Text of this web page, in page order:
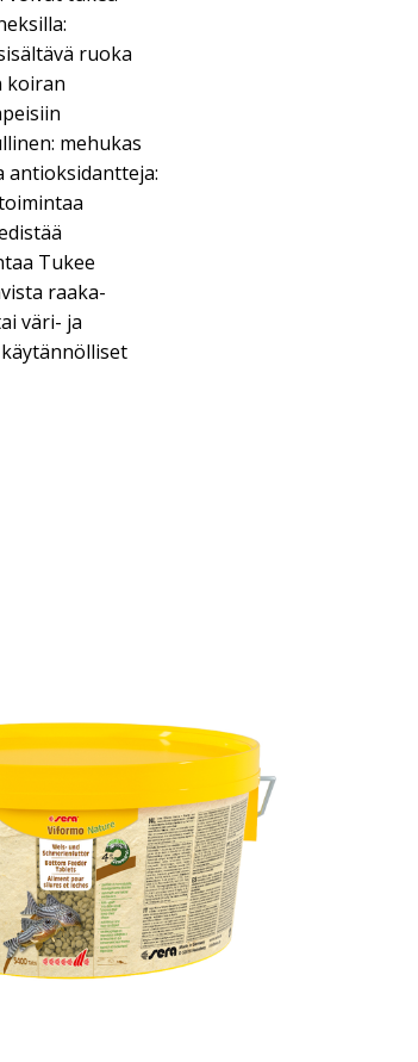
ruoka
koiran
mehukas
antioksidantteja:
Tukee
raaka-
väri- ja